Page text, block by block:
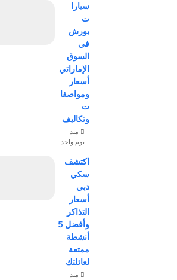
سيارا
ت
بورش
في
السوق
الإماراتي
أسعار
ومواصفا
ت
وتكاليف
منذ
يوم واحد
اكتشف
سكي
دبي
أسعار
التذاكر
وأفضل 5
أنشطة
ممتعة
لعائلتك
منذ